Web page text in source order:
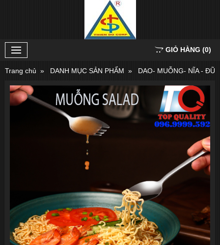
GIỎ HÀNG (0)
Trang chủ DANH MỤC SẢN PHẨM DAO- MUỖNG- NĨA -